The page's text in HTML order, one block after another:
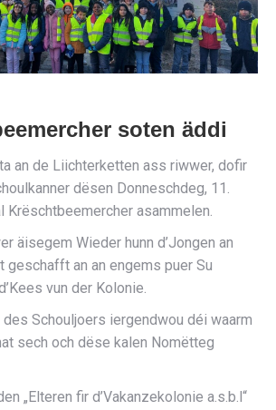
soten äddi
an de Liichterketten ass riwwer, dofir
dësen Donneschdeg, 11.
Krëschtbeemercher asammelen.
äisegem Wieder hunn d’Jongen an
geschafft an an engems puer Su
vun der Kolonie.
des Schouljoers iergendwou déi waarm
sech och dëse kalen Nomëtteg
„Elteren fir d’Vakanzekolonie a.s.b.l“